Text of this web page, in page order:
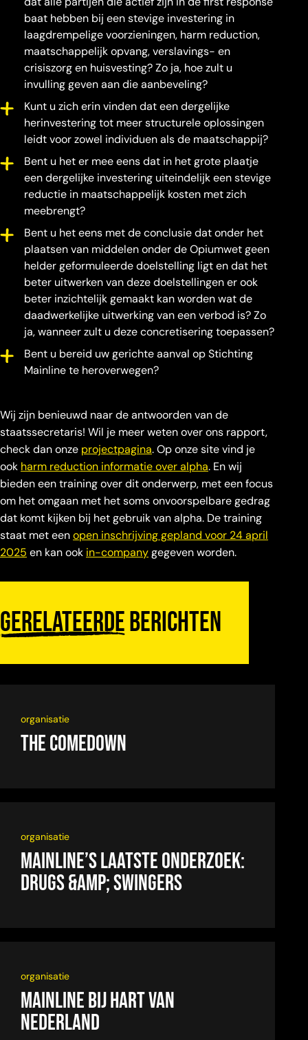
baat hebben bij een stevige investering in
laagdrempelige voorzieningen, harm reduction,
maatschappelijk opvang, verslavings- en
crisiszorg en huisvesting? Zo ja, hoe zult u
invulling geven aan die aanbeveling?
Kunt u zich erin vinden dat een dergelijke
herinvestering tot meer structurele oplossingen
leidt voor zowel individuen als de maatschappij?
Bent u het er mee eens dat in het grote plaatje
een dergelijke investering uiteindelijk een stevige
reductie in maatschappelijk kosten met zich
meebrengt?
Bent u het eens met de conclusie dat onder het
plaatsen van middelen onder de Opiumwet geen
helder geformuleerde doelstelling ligt en dat het
beter uitwerken van deze doelstellingen er ook
beter inzichtelijk gemaakt kan worden wat de
daadwerkelijke uitwerking van een verbod is? Zo
ja, wanneer zult u deze concretisering toepassen?
Bent u bereid uw gerichte aanval op Stichting
Mainline te heroverwegen?
Wij zijn benieuwd naar de antwoorden van de
staatssecretaris! Wil je meer weten over ons rapport,
check dan onze projectpagina. Op onze site vind je
ook harm reduction informatie over alpha. En wij
bieden een training over dit onderwerp, met een focus
om het omgaan met het soms onvoorspelbare gedrag
dat komt kijken bij het gebruik van alpha. De training
staat met eenopen inschrijving gepland voor 24 april
2025 en kan ook in-companygegeven worden.
Gerelateerdeberichten
organisatie
The Comedown
organisatie
Mainline’s laatste onderzoek:
drugs &amp; swingers
organisatie
Mainline bij Hart van
Nederland